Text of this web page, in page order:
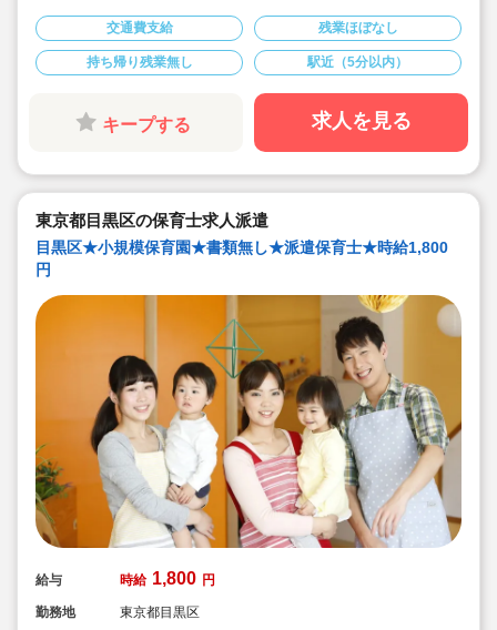
◆日祝休み
◆週4日程度（日数相談可）
交通費支給 残業ほぼなし
持ち帰り残業無し 駅近（5分以内）
キープする 求人を見る
東京都目黒区の保育士求人派遣
目黒区★小規模保育園★書類無し★派遣保育士★時給1,800
円
給与 時給 1,800 円
勤務地
東京都目黒区